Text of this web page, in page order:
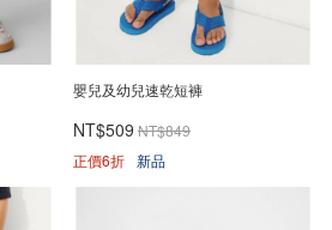
嬰兒及幼兒速乾短褲
NT$509 NT$849
正價6折 新品